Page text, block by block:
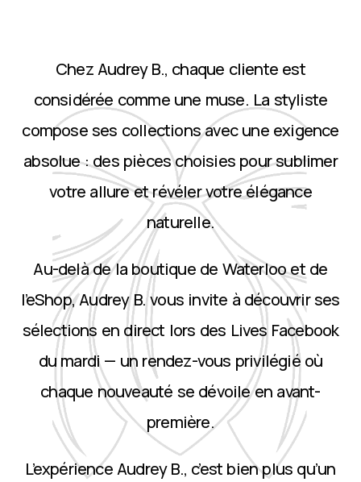
Chez Audrey B., chaque cliente est
considérée comme une muse. La styliste
compose ses collections avec une exigence
absolue : des pièces choisies pour sublimer
votre allure et révéler votre élégance
naturelle.
Au-delà de la boutique de Waterloo et de
l’eShop, Audrey B. vous invite à découvrir ses
sélections en direct lors des Lives Facebook
du mardi — un rendez-vous privilégié où
chaque nouveauté se dévoile en avant-
première.
L’expérience Audrey B., c’est bien plus qu’un